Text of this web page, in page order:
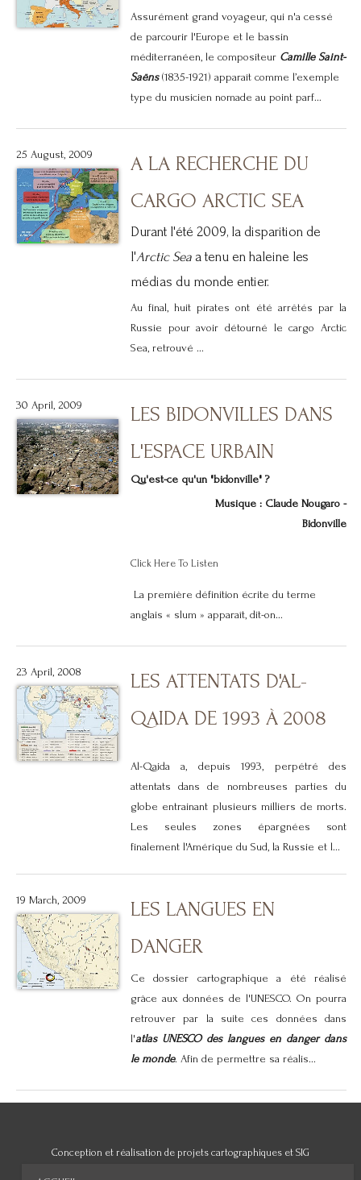
Assurément grand voyageur, qui n'a cessé
de parcourir l'Europe et le bassin
méditerranéen, le compositeur Camille Saint-
Saëns(1835-1921) apparaît comme l’exemple
type du musicien nomade au point parf...
25 August, 2009
A LA RECHERCHE DU
CARGO ARCTIC SEA
Durant l'été 2009, la disparition de
l'Arctic Seaa tenu en haleine les
médias du monde entier.
Au final, huit pirates ont été arrêtés par la
Russie pour avoir détourné le cargo Arctic
Sea, retrouvé ...
30 April, 2009
LES BIDONVILLES DANS
L'ESPACE URBAIN
Qu'est-ce qu'un "bidonville" ?
Musique : Claude Nougaro -
Bidonville
Click Here To Listen
La première définition écrite du terme
anglais « slum » apparaît, dit-on...
23 April, 2008
LES ATTENTATS D'AL-
QAIDA DE 1993 À 2008
Al-Qaidaa,
depuis 1993, perpétré des
attentats dans de nombreuses parties du
globe entrainant plusieurs milliers de morts.
Les seules zones épargnées sont
finalement l'Amérique du Sud, la Russie et l...
19 March, 2009
LES LANGUES EN
DANGER
Ce dossier cartographique a été réalisé
grâce aux données de l'UNESCO. On pourra
retrouver par la suite ces données dans
l'atlas UNESCO des langues en danger dans
le monde. Afin de permettre sa réalis...
Conception et réalisation de projets cartographiques et SIG